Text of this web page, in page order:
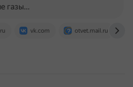
vk.com otvet.mail.ru
газы…